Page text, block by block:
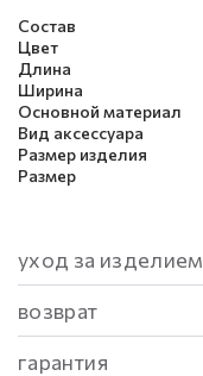
Состав
Цвет
Длина
Ширина
Основной материал
Вид аксессуара
Размер изделия
Размер
уход за изделием
возврат
гарантия